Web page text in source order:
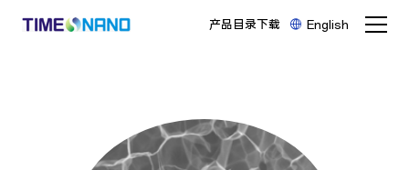
产品目录下载 English